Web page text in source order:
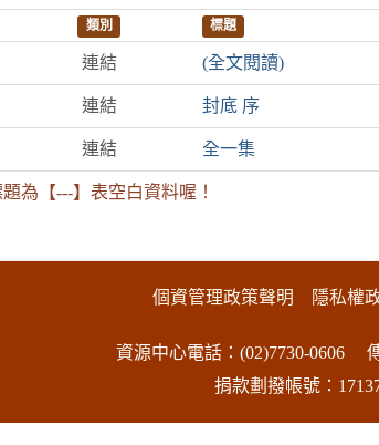
類別 標題
連結 (全文閱讀)
連結 封底 序
連結 全一集
為【---】表空白資料喔！
個資管理政策聲明 隱私權
資源中心電話：(02)7730-0606
捐款劃撥帳號：